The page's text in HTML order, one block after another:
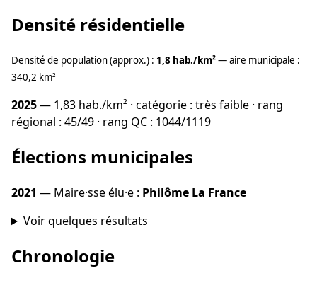
Densité résidentielle
Densité de population (approx.) : 1,8 hab./km²— aire municipale :
340,2 km²
2025— 1,83 hab./km² · catégorie : très faible · rang
régional : 45/49 · rang QC : 1044/1119
Élections municipales
2021 — Maire·sse élu·e : Philôme La France
Voir quelques résultats
Chronologie